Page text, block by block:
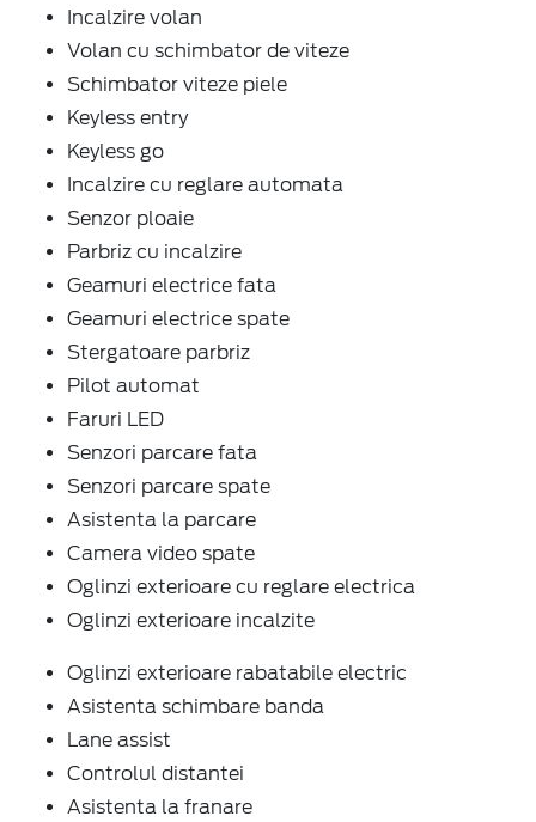
Incalzire volan
Volan cu schimbator de viteze
Schimbator viteze piele
Keyless entry
Keyless go
Incalzire cu reglare automata
Senzor ploaie
Parbriz cu incalzire
Geamuri electrice fata
Geamuri electrice spate
Stergatoare parbriz
Pilot automat
Faruri LED
Senzori parcare fata
Senzori parcare spate
Asistenta la parcare
Camera video spate
Oglinzi exterioare cu reglare electrica
Oglinzi exterioare incalzite
Oglinzi exterioare rabatabile electric
Asistenta schimbare banda
Lane assist
Controlul distantei
Asistenta la franare